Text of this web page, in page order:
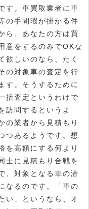
す。車買取業者に車
の手間暇が掛かる件
ら、あなたの方は買
意をするのみでOKな
欲しいのなら、たく
の対象車の査定を行
す。そうするために
括査定というわけで
訪問するというよ
の業者から見積もり
つあるようです。想
を高額にする何より
士に見積もり合戦を
、対象となる車の潜
なるのです。「車の
い」というなら、オ